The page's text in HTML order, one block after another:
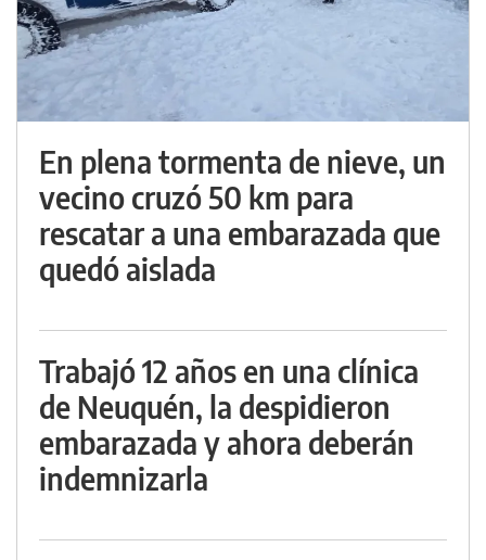
En plena tormenta de nieve, un
vecino cruzó 50 km para
rescatar a una embarazada que
quedó aislada
Trabajó 12 años en una clínica
de Neuquén, la despidieron
embarazada y ahora deberán
indemnizarla